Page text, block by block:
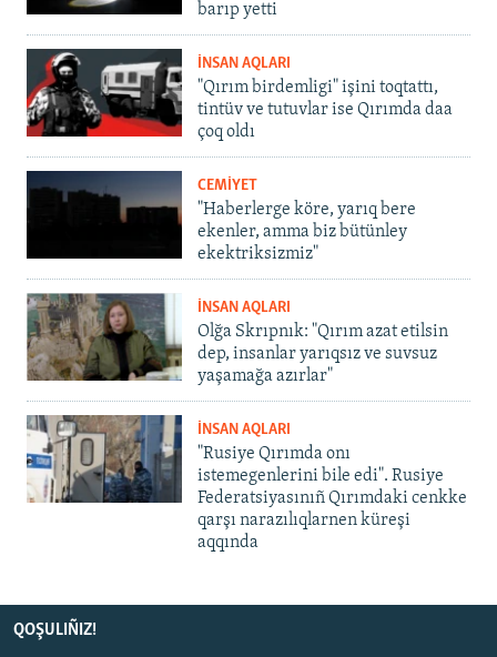
barıp yetti
İNSAN AQLARI
"Qırım birdemligi" işini toqtattı,
tintüv ve tutuvlar ise Qırımda daa
çoq oldı
CEMİYET
"Haberlerge köre, yarıq bere
ekenler, amma biz bütünley
ekektriksizmiz"
İNSAN AQLARI
Olğa Skrıpnık: "Qırım azat etilsin
dep, insanlar yarıqsız ve suvsuz
yaşamağa azırlar"
İNSAN AQLARI
"Rusiye Qırımda onı
istemegenlerini bile edi". Rusiye
Federatsiyasınıñ Qırımdaki cenkke
qarşı narazılıqlarnen küreşi
aqqında
QOŞULIÑIZ!